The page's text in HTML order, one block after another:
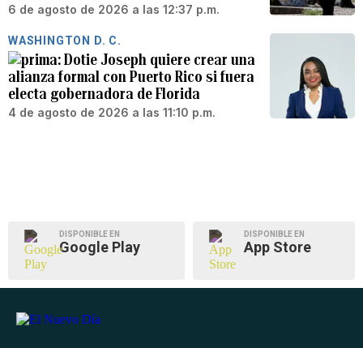
6 de agosto de 2026 a las 12:37 p.m.
WASHINGTON D. C.
Dotie Joseph quiere crear una
alianza formal con Puerto Rico si fuera
electa gobernadora de Florida
4 de agosto de 2026 a las 11:10 p.m.
DISPONIBLE EN
Google Play
DISPONIBLE EN
App Store